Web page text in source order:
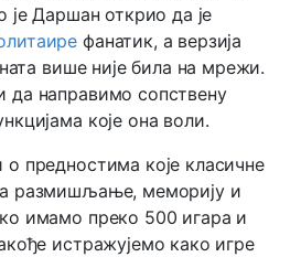
је Даршан открио да је
фанатик, а верзија
више није била на мрежи.
да направимо сопствену
које она воли.
предностима које класичне
размишљање, меморију и
имамо преко 500 игара и
истражујемо како игре